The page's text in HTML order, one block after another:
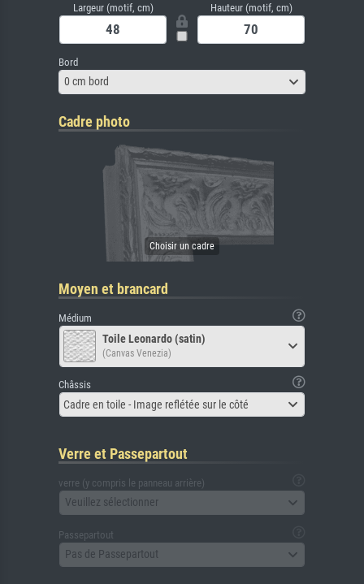
Largeur (motif, cm) Hauteur (motif, cm)
Bord
0 cm bord
Cadre photo
Moyen et brancard
Médium
Toile Leonardo (satin)
(Canvas Venezia)
Châssis
Cadre en toile - Image reflétée sur le côté
Verre et Passepartout
verre (y compris le panneau arrière)
Veuillez sélectionner
Passepartout
Pas de Passepartout